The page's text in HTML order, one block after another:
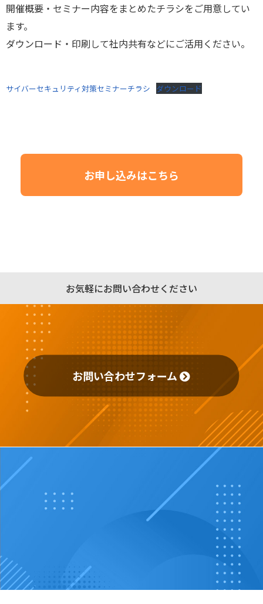
開催概要・セミナー内容をまとめたチラシをご用意してい
ます。
ダウンロード・印刷して社内共有などにご活用ください。
サイバーセキュリティ対策セミナーチラシ ダウンロード
お申し込みはこちら
お気軽にお問い合わせください
お問い合わせフォーム